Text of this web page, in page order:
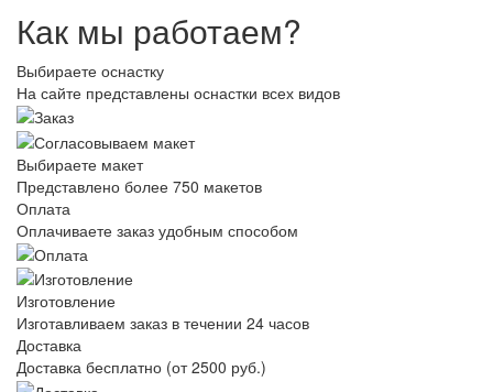
Как мы работаем?
Выбираете оснастку
На сайте представлены оснастки всех видов
Выбираете макет
Представлено более 750 макетов
Оплата
Оплачиваете заказ удобным способом
Изготовление
Изготавливаем заказ в течении 24 часов
Доставка
Доставка бесплатно (от 2500 руб.)